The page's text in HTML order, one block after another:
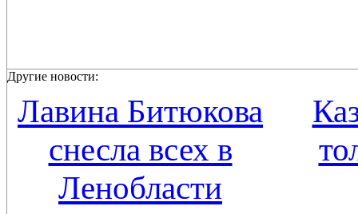
Другие новости:
Лавина Битюкова
снесла всех в
Ленобласти